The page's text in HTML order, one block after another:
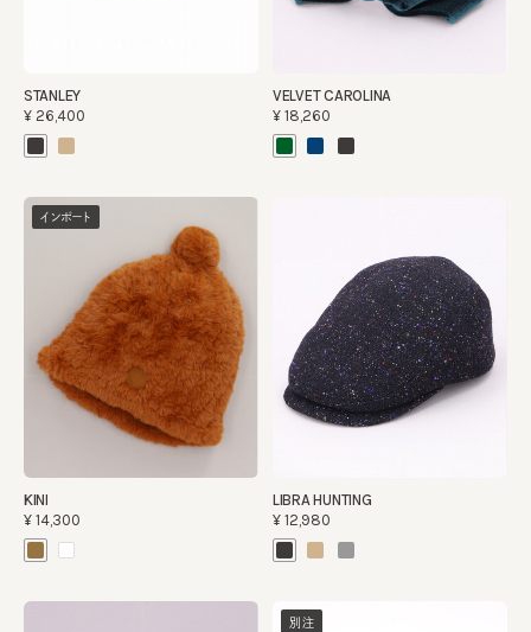
STANLEY
¥26,400
VELVET CAROLINA
¥18,260
インポート
KINI
¥14,300
LIBRA HUNTING
¥12,980
別注